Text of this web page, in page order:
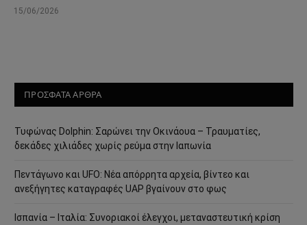
15/06/2026
ΠΡΟΣΦΑΤΑ ΑΡΘΡΑ
Τυφώνας Dolphin: Σαρώνει την Οκινάουα – Τραυματίες,
δεκάδες χιλιάδες χωρίς ρεύμα στην Ιαπωνία
Πεντάγωνο και UFO: Νέα απόρρητα αρχεία, βίντεο και
ανεξήγητες καταγραφές UAP βγαίνουν στο φως
Ισπανία – Ιταλία: Συνοριακοί έλεγχοι, μεταναστευτική κρίση